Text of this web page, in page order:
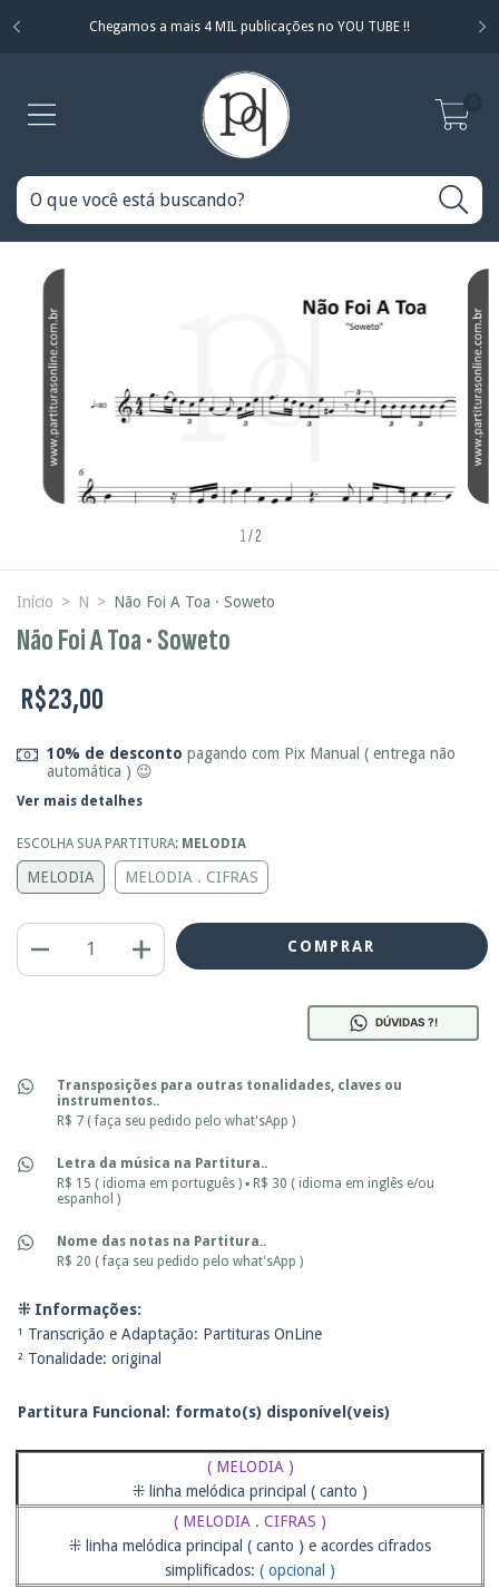
Chegamos a mais 4 MIL publicações no YOU TUBE !!
1/2
Início > N > Não Foi A Toa · Soweto
Não Foi A Toa · Soweto
R$23,00
10% de desconto pagando com Pix Manual ( entrega não
automática ) 😉
Ver mais detalhes
ESCOLHA SUA PARTITURA: MELODIA
MELODIA MELODIA . CIFRAS
DÚVIDAS ?!
Transposições para outras tonalidades, claves ou
instrumentos..
R$ 7 ( faça seu pedido pelo what'sApp )
Letra da música na Partitura..
R$ 15 ( idioma em português ) ▪ R$ 30 ( idioma em inglês e/ou
espanhol )
Nome das notas na Partitura..
R$ 20 ( faça seu pedido pelo what'sApp )
⁜ Informações:
¹ Transcrição e Adaptação: Partituras OnLine
² Tonalidade: original
Partitura Funcional: formato(s) disponível(veis)
( MELODIA )
⁜ linha melódica principal ( canto )
( MELODIA . CIFRAS )
⁜ linha melódica principal ( canto ) e acordes cifrados
simplificados: ( opcional )